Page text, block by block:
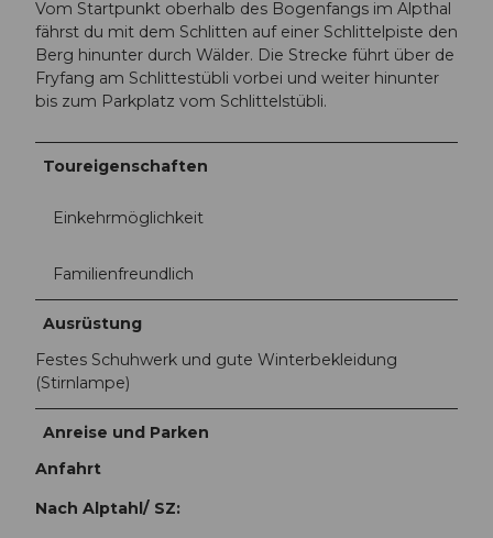
Vom Startpunkt oberhalb des Bogenfangs im Alpthal
fährst du mit dem Schlitten auf einer Schlittelpiste den
Berg hinunter durch Wälder. Die Strecke führt über de
Fryfang am Schlittestübli vorbei und weiter hinunter
bis zum Parkplatz vom Schlittelstübli.
Toureigenschaften
Einkehrmöglichkeit
Familienfreundlich
Ausrüstung
Festes Schuhwerk und gute Winterbekleidung
(Stirnlampe)
Anreise und Parken
Anfahrt
Nach Alptahl/ SZ: